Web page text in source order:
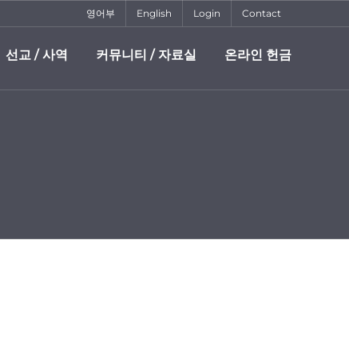
영어부 English Login Contact
선교 / 사역 커뮤니티 / 자료실 온라인 헌금